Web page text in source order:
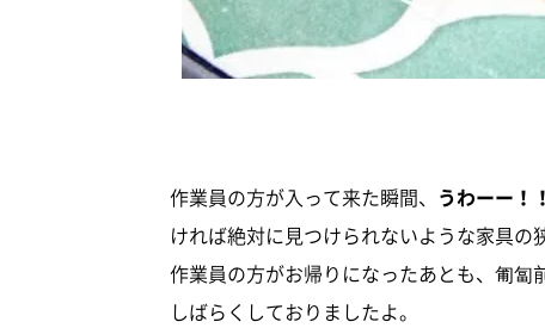
作業員の方が入って来た瞬間、 うわーー！！
ければ絶対に見つけられないような家具の
作業員の方がお帰りになったあとも、匍匐
しばらくしておりましたよ。